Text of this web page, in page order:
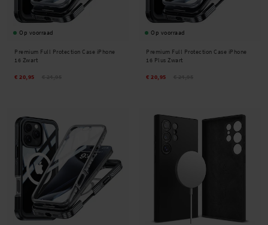
Op voorraad
Premium Full Protection Case iPhone
16 Zwart
€ 20,95
Op voorraad
Premium Full Protection Case iPhone
16 Plus Zwart
€ 20,95